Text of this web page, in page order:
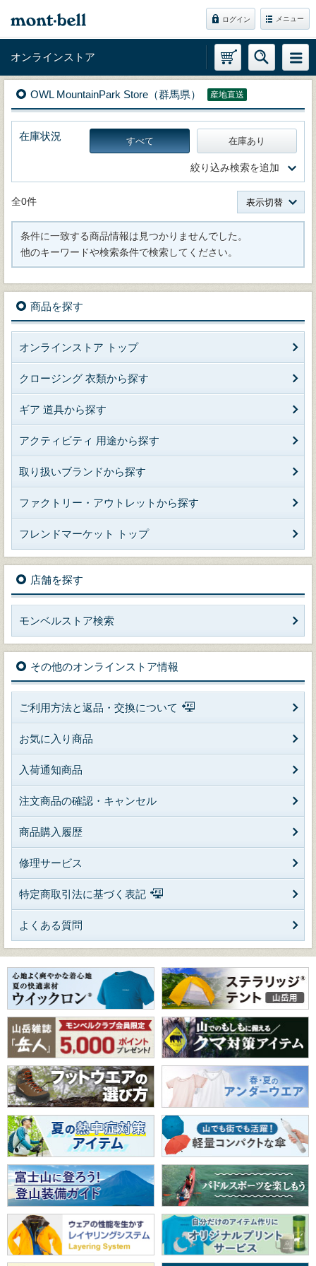
ログイン メニュー
オンラインストア
OWL MountainPark Store（群馬県） 産地直送
在庫状況 すべて 在庫あり
絞り込み検索を追加
全0件 表示切替
条件に一致する商品情報は見つかりませんでした。
他のキーワードや検索条件で検索してください。
商品を探す
オンラインストア トップ
クロージング 衣類から探す
ギア 道具から探す
アクティビティ 用途から探す
取り扱いブランドから探す
ファクトリー・アウトレットから探す
フレンドマーケット トップ
店舗を探す
モンベルストア検索
その他のオンラインストア情報
ご利用方法と返品・交換について
お気に入り商品
入荷通知商品
注文商品の確認・キャンセル
商品購入履歴
修理サービス
特定商取引法に基づく表記
よくある質問